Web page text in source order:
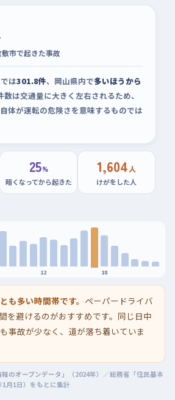
市で起きた事故
は301.8件、岡山県内で多いほうから
数は交通量に大きく左右されるため、
体が運転の危険さを意味するものでは
25%
暗くなってから起きた
1,604人
けがをした人
12 18
も多い時間帯です。 ペーパードライバ
を避けるのがおすすめです。同じ日中
事故が少なく、道が落ち着いていま
のオープンデータ」（2024年）／総務省「住民基本
月1日）をもとに集計